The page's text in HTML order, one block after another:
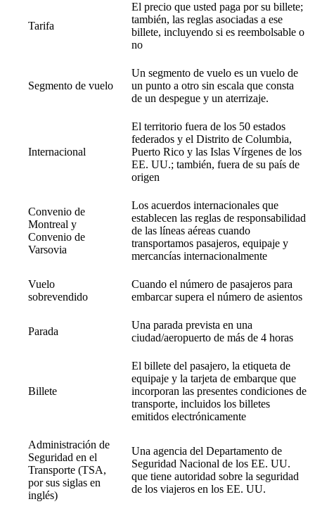
Tarifa
El precio que usted paga por su billete;
también, las reglas asociadas a ese
billete, incluyendo si es reembolsable o
no
Segmento de vuelo
Un segmento de vuelo es un vuelo de
un punto a otro sin escala que consta
de un despegue y un aterrizaje.
Internacional
El territorio fuera de los 50 estados
federados y el Distrito de Columbia,
Puerto Rico y las Islas Vírgenes de los
EE. UU.; también, fuera de su país de
origen
Convenio de
Montreal y
Convenio de
Varsovia
Los acuerdos internacionales que
establecen las reglas de responsabilidad
de las líneas aéreas cuando
transportamos pasajeros, equipaje y
mercancías internacionalmente
Vuelo
sobrevendido
Cuando el número de pasajeros para
embarcar supera el número de asientos
Parada
Una parada prevista en una
ciudad/aeropuerto de más de 4 horas
Billete
El billete del pasajero, la etiqueta de
equipaje y la tarjeta de embarque que
incorporan las presentes condiciones de
transporte, incluidos los billetes
emitidos electrónicamente
Administración de
Seguridad en el
Transporte (TSA,
por sus siglas en
inglés)
Una agencia del Departamento de
Seguridad Nacional de los EE. UU.
que tiene autoridad sobre la seguridad
de los viajeros en los EE. UU.